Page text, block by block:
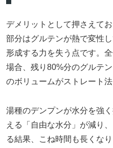
デメリットとして押さえて
部分はグルテンが熱で変性
形成する力を失う点です。
場合、残り80%分のグルテ
のボリュームがストレート
湯種のデンプンが水分を強
える「自由な水分」が減り
る結果、こね時間も長くな